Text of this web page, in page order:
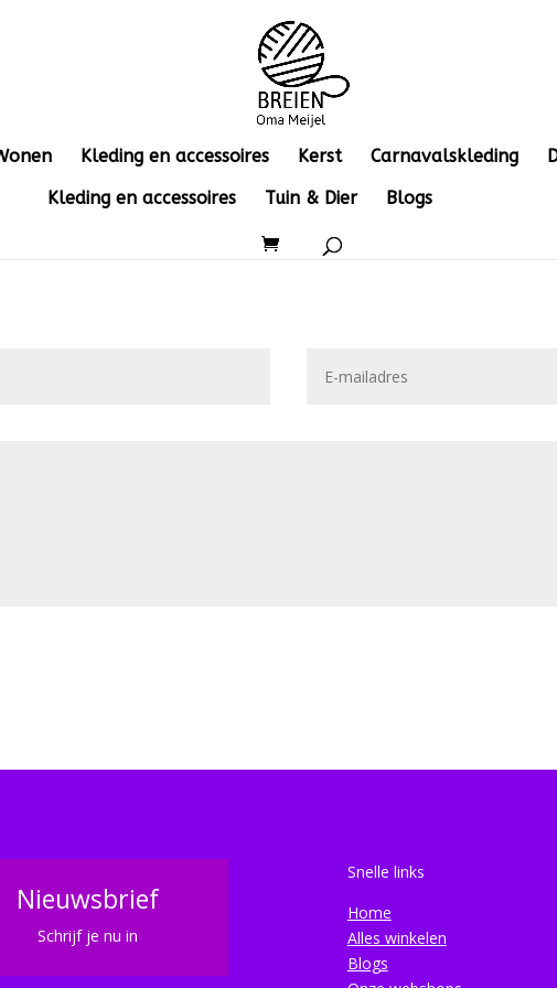
Kleding en accessoires Kerst Carnavalskleding
Kleding en accessoires
Tuin & Dier Blogs
Nieuwsbrief
Schrijf je nu in
Snelle links
Home
Alles winkelen
Blogs